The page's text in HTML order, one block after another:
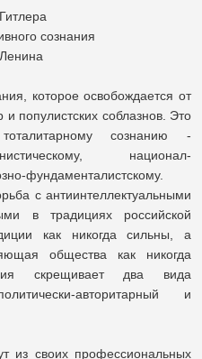
сознания
которое освобождается от
и популистских соблазнов. Это
сознанию -
национал-
фундаменталистскому.
с антиинтеллектуальными
в традициях российской
как никогда сильны, а
общества как никогда
скрещивает два вида
авторитарный и
из своих профессиональных